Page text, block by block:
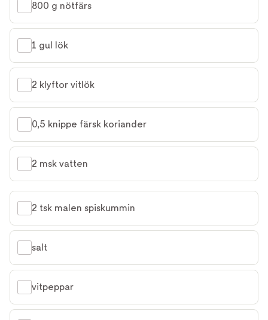
800 g nötfärs
1 gul lök
2 klyftor vitlök
0,5 knippe färsk koriander
2 msk vatten
2 tsk malen spiskummin
salt
vitpeppar